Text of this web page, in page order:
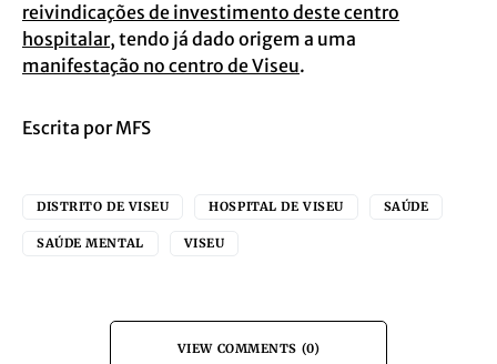
reivindicações de investimento deste centro
hospitalar, tendo já dado origem a uma
manifestação no centro de Viseu.
Escrita por MFS
DISTRITO DE VISEU HOSPITAL DE VISEU SAÚDE
SAÚDE MENTAL VISEU
VIEW COMMENTS (0)